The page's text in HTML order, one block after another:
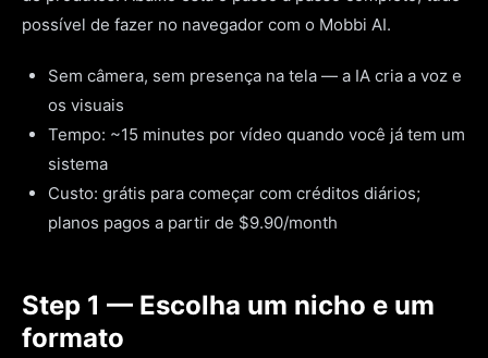
possível de fazer no navegador com o Mobbi AI.
Sem câmera, sem presença na tela — a IA cria a voz e
os visuais
Tempo: ~15 minutes por vídeo quando você já tem um
sistema
Custo: grátis para começar com créditos diários;
planos pagos a partir de $9.90/month
Step 1 — Escolha um nicho e um
formato